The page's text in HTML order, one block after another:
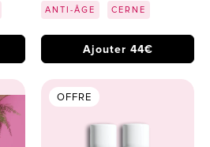
ANTI-ÂGE CERNE
Ajouter 44€
OFFRE